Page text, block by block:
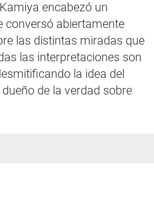
encabezó un
conversó abiertamente
las distintas miradas que
las interpretaciones son
la idea del
de la verdad sobre